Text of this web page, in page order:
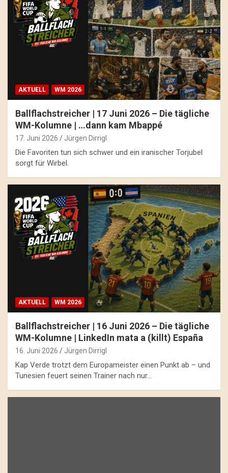
AKTUELL WM 2026
Ballflachstreicher | 17 Juni 2026 – Die tägliche
WM-Kolumne | …dann kam Mbappé
17. Juni 2026 Jürgen Dirrigl
Die Favoriten tun sich schwer und ein iranischer Torjubel
sorgt für Wirbel.
AKTUELL WM 2026
Ballflachstreicher | 16 Juni 2026 – Die tägliche
WM-Kolumne | LinkedIn mata a (killt) España
16. Juni 2026 Jürgen Dirrigl
Kap Verde trotzt dem Europameister einen Punkt ab – und
Tunesien feuert seinen Trainer nach nur…